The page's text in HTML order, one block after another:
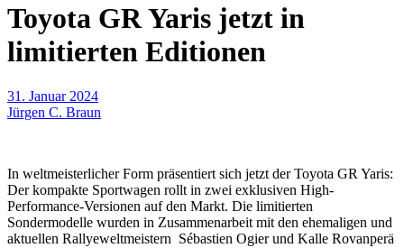
Toyota GR Yaris jetzt in
limitierten Editionen
31. Januar 2024
Jürgen C. Braun
In weltmeisterlicher Form präsentiert sich jetzt der Toyota GR Yaris:
Der kompakte Sportwagen rollt in zwei exklusiven High-
Performance-Versionen auf den Markt. Die limitierten
Sondermodelle wurden in Zusammenarbeit mit den ehemaligen und
aktuellen Rallyeweltmeistern Sébastien Ogier und Kalle Rovanperä